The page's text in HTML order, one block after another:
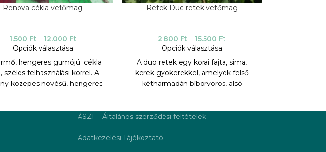
Renova cékla vetőmag
1.500 Ft – 12.000 Ft
Opciók választása
hengeres gumójú cékla
széles felhasználási körrel. A
közepes növésű, hengeres
fehér gyűrű nélküli. Húsa
nélküli, kellemes édeskés
Retek Duo retek vetőmag
2.800 Ft – 15.500 Ft
Opciók választása
A duo retek egy korai fajta, sima,
kerek gyökerekkel, amelyek felső
kétharmadán bíborvörös, alsó
lédús és édes. A Duo alkalmas mind
ÁSZF - Általános szerződési feltételek
Adatkezelési Tájékoztató